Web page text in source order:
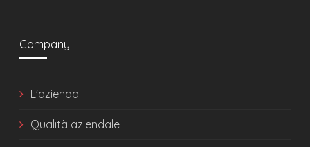
Company
L'azienda
Qualità aziendale